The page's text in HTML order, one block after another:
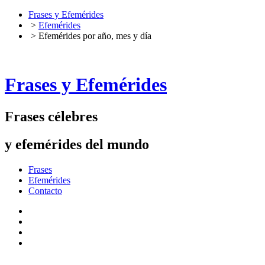
Frases y Efemérides
> Efemérides
> Efemérides por año, mes y día
Frases y Efemérides
Frases célebres
y efemérides del mundo
Frases
Efemérides
Contacto